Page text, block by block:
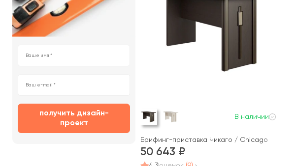
получить дизайн-
проект
В наличии
Брифинг-приставка Чикаго / Chicago
50 643